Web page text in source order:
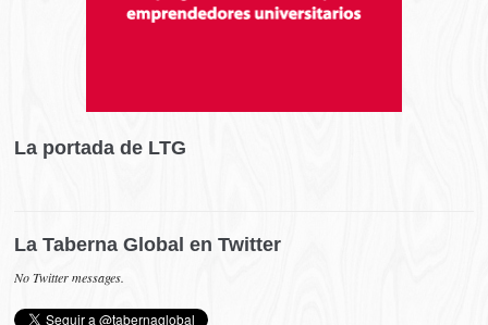
La portada de LTG
La Taberna Global en Twitter
No Twitter messages.